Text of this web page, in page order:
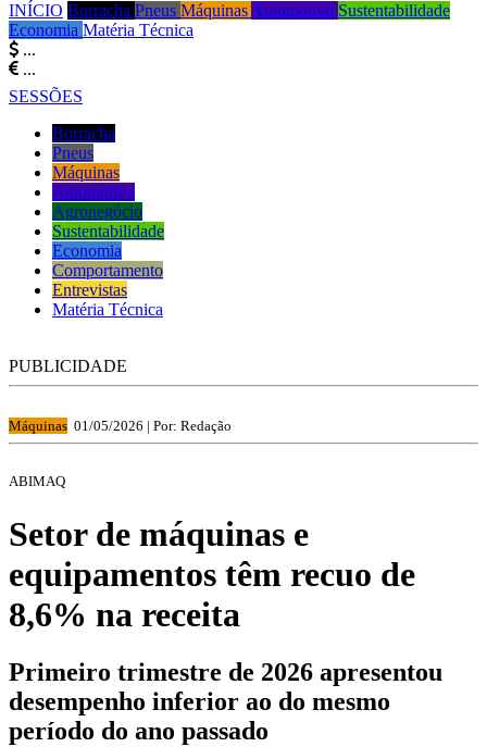
INÍCIO Borracha Pneus Máquinas Automotivo Sustentabilidade
Economia Matéria Técnica
...
...
SESSÕES
Borracha
Pneus
Máquinas
Automotivo
Agronegócio
Sustentabilidade
Economia
Comportamento
Entrevistas
Matéria Técnica
PUBLICIDADE
Máquinas 01/05/2026 | Por: Redação
ABIMAQ
Setor de máquinas e
equipamentos têm recuo de
8,6% na receita
Primeiro trimestre de 2026 apresentou
desempenho inferior ao do mesmo
período do ano passado